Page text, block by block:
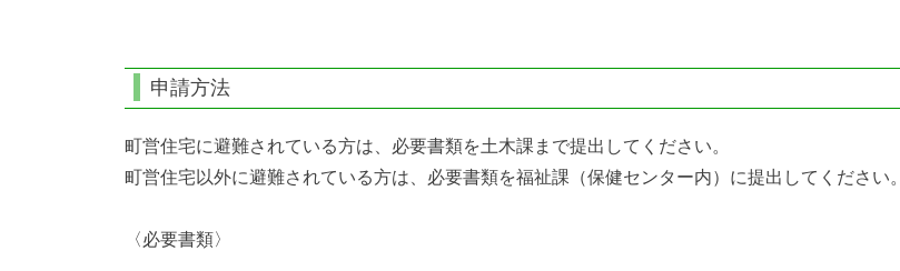
申請方法
町営住宅に避難されている方は、必要書類を土木課まで提出してください。
町営住宅以外に避難されている方は、必要書類を福祉課（保健センター内）に提出してください。
〈必要書類〉